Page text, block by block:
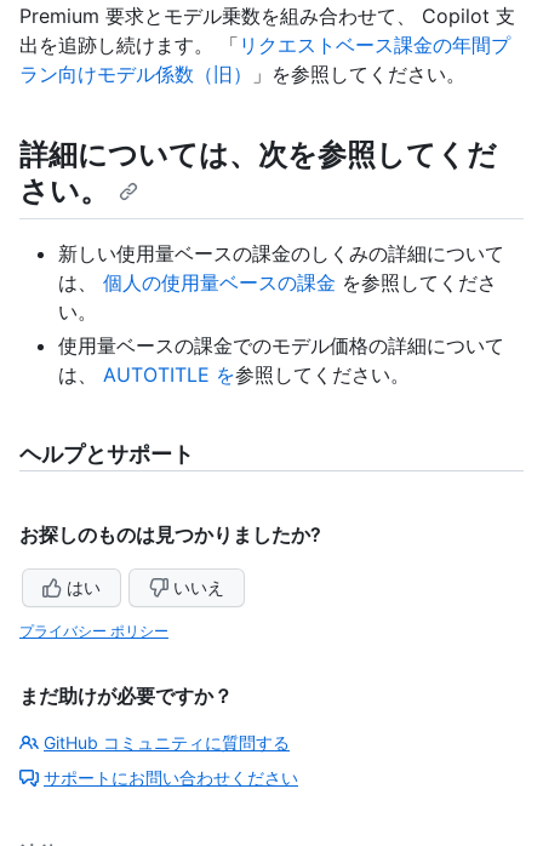
Premium 要求とモデル乗数を組み合わせて、 Copilot 支
出を追跡し続けます。 「 リクエストベース課金の年間プ
ラン向けモデル係数（旧）
」を参照してください。
詳細については、次を参照してくだ
さい。
新しい使用量ベースの課金のしくみの詳細について
は、 個人の使用量ベースの課金 を参照してくださ
い。
使用量ベースの課金でのモデル価格の詳細について
は、 AUTOTITLE を参照してください。
ヘルプとサポート
お探しのものは見つかりましたか?
はい いいえ
プライバシー ポリシー
まだ助けが必要ですか？
GitHub コミュニティに質問する
サポートにお問い合わせください